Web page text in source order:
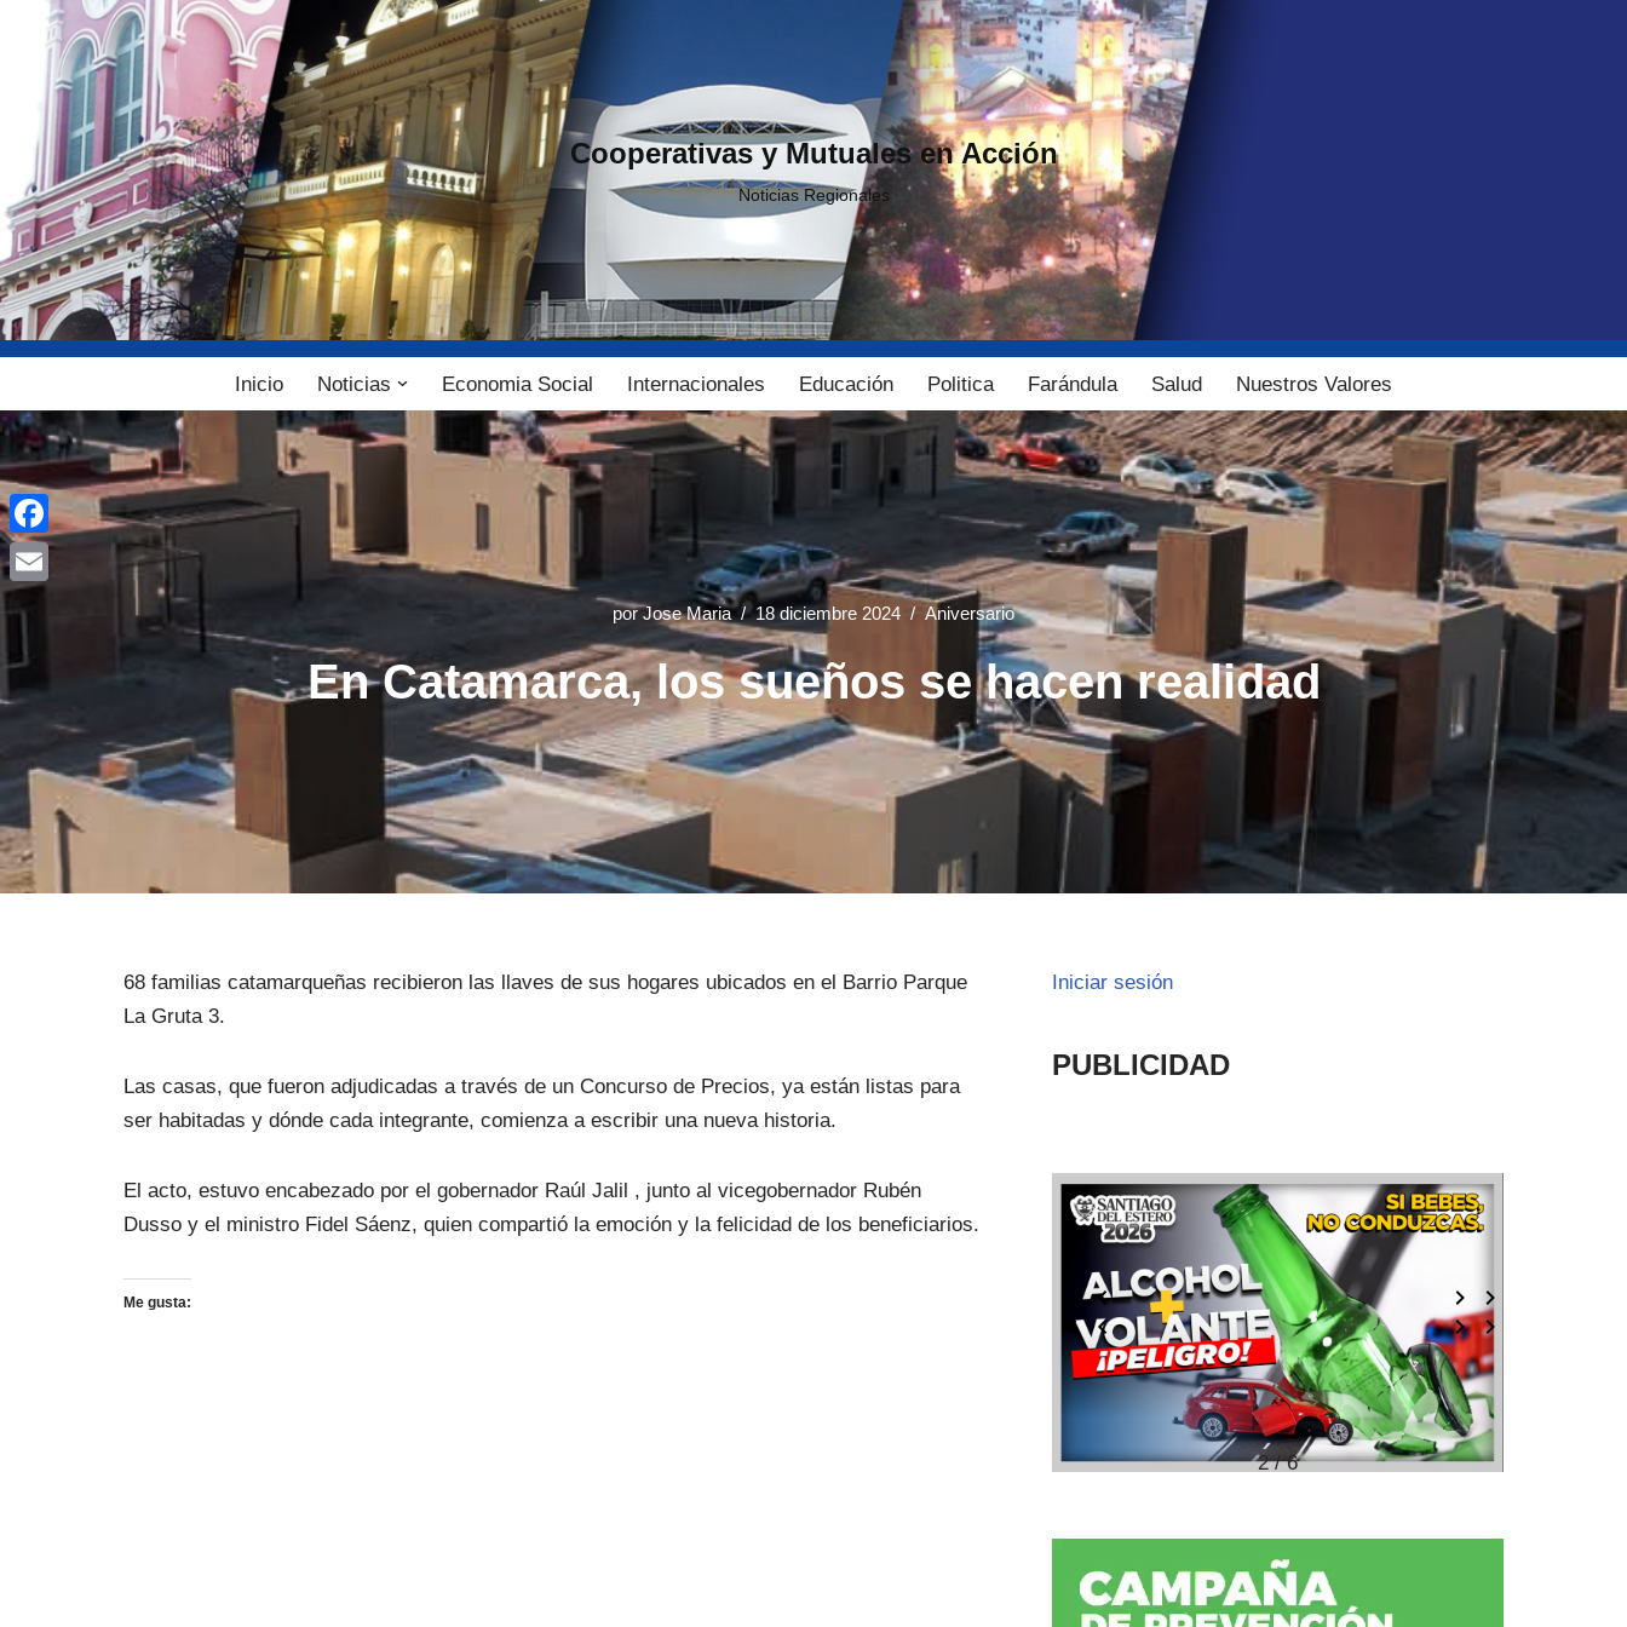
contenido
Cooperativas y Mutuales en Acción
Noticias Regionales
Inicio Noticias Economia Social Internacionales Educación Politica Farándula Salud Nuestros Valores
porJose Maria 18 diciembre 2024 Aniversario
En Catamarca, los sueños se hacen realidad
68 familias catamarqueñas recibieron las llaves de sus hogares ubicados en el Barrio Parque
La Gruta 3.
Las casas, que fueron adjudicadas a través de un Concurso de Precios, ya están listas para
ser habitadas y dónde cada integrante, comienza a escribir una nueva historia.
El acto, estuvo encabezado por el gobernador Raúl Jalil , junto al vicegobernador Rubén
Dusso y el ministro Fidel Sáenz, quien compartió la emoción y la felicidad de los beneficiarios.
Me gusta:
Iniciar sesión
PUBLICIDAD
2 / 6
Facebook